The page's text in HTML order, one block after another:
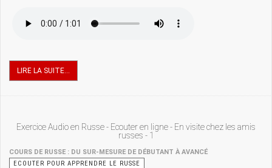
LIRE LA SUITE...
Exercice Audio en Russe - Ecouter en ligne - En visite chez les amis
russes - 1
COURS DE RUSSE : DU SUR-MESURE DE DÉBUTANT À AVANCÉ
ECOUTER POUR APPRENDRE LE RUSSE